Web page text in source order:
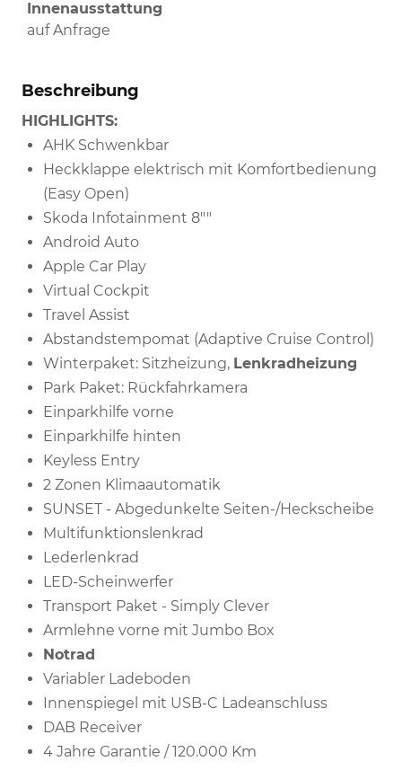
Innenausstattung
auf Anfrage
Beschreibung
HIGHLIGHTS:
AHK Schwenkbar
Heckklappe elektrisch mit Komfortbedienung
(Easy Open)
Skoda Infotainment 8""
Android Auto
Apple Car Play
Virtual Cockpit
Travel Assist
Abstandstempomat (Adaptive Cruise Control)
Winterpaket: Sitzheizung, Lenkradheizung
Park Paket: Rückfahrkamera
Einparkhilfe vorne
Einparkhilfe hinten
Keyless Entry
2 Zonen Klimaautomatik
SUNSET - Abgedunkelte Seiten-/Heckscheibe
Multifunktionslenkrad
Lederlenkrad
LED-Scheinwerfer
Transport Paket - Simply Clever
Armlehne vorne mit Jumbo Box
Notrad
Variabler Ladeboden
Innenspiegel mit USB-C Ladeanschluss
DAB Receiver
4 Jahre Garantie / 120.000 Km